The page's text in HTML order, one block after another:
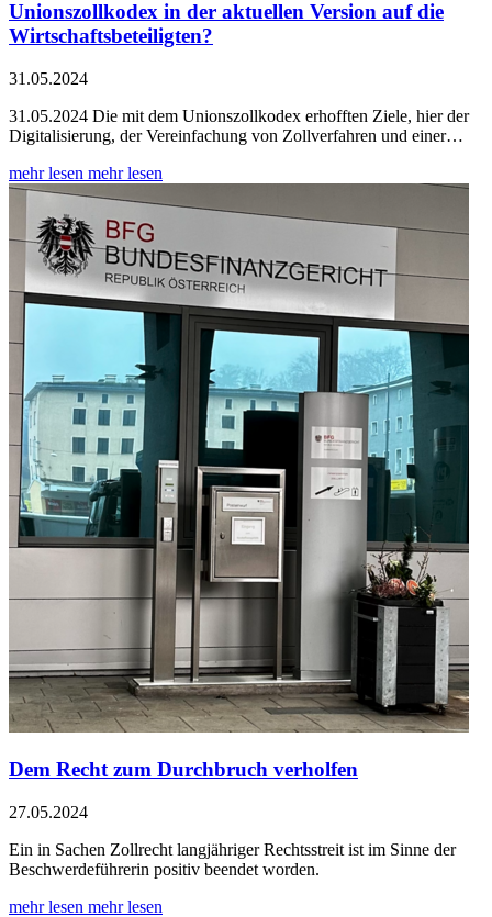
Unionszollkodex in der aktuellen Version auf die
Wirtschaftsbeteiligten?
31.05.2024
31.05.2024 Die mit dem Unionszollkodex erhofften Ziele, hier der
Digitalisierung, der Vereinfachung von Zollverfahren und einer…
mehr lesen mehr lesen
Dem Recht zum Durchbruch verholfen
27.05.2024
Ein in Sachen Zollrecht langjähriger Rechtsstreit ist im Sinne der
Beschwerdeführerin positiv beendet worden.
mehr lesen mehr lesen